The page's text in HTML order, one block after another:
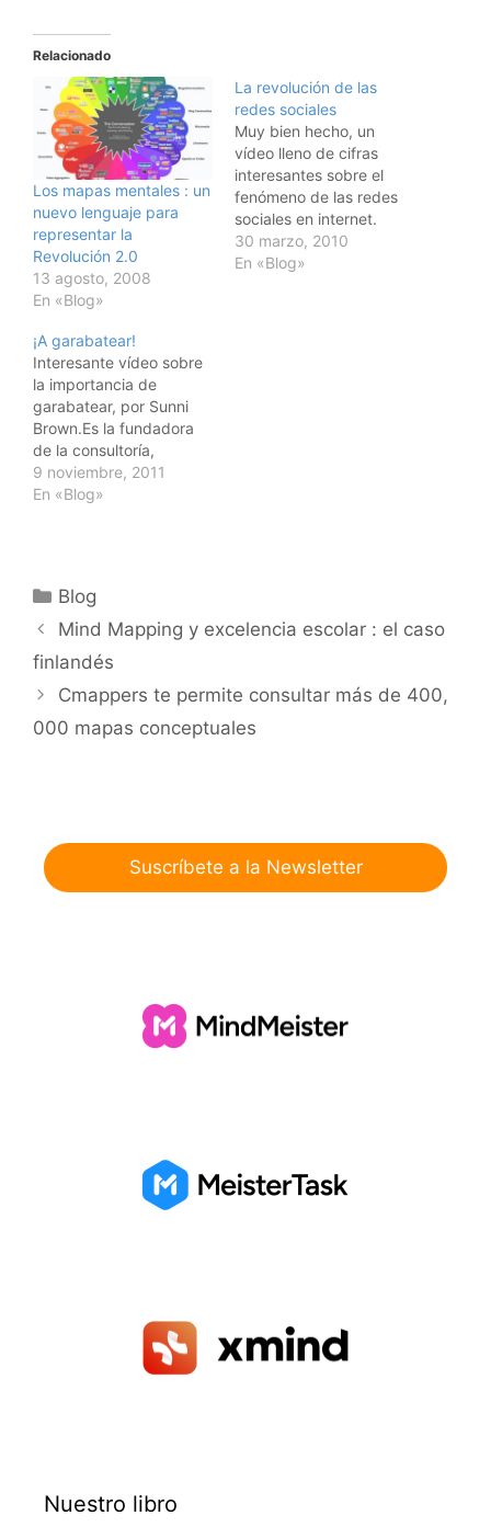
Relacionado
Los mapas mentales : un
nuevo lenguaje para
representar la
Revolución 2.0
13 agosto, 2008
En «Blog»
La revolución de las
redes sociales
Muy bien hecho, un
vídeo lleno de cifras
interesantes sobre el
fenómeno de las redes
sociales en internet.
Fruto del trabajo de la la
creativa agencia de
30 marzo, 2010
En «Blog»
¡A garabatear!
Interesante vídeo sobre
la importancia de
garabatear, por Sunni
Brown.Es la fundadora
de la consultoría,
BrightSpot ID,
especializada en el
Playbook for Rule-
breakers, Innovators and
lidera la "Revolución
Doodle" - un creciente
desacreditar el mito…
9 noviembre, 2011
En «Blog»
Categorías
Blog
Mind Mapping y excelencia escolar : el caso
finlandés
Cmappers te permite consultar más de 400,
000 mapas conceptuales
Suscríbete a la Newsletter
Nuestro libro